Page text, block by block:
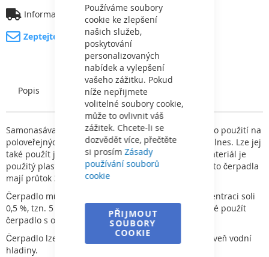
Používáme soubory
cookie ke zlepšení
našich služeb,
poskytování
personalizovaných
nabídek a vylepšení
vašeho zážitku. Pokud
níže nepřijmete
volitelné soubory cookie,
může to ovlivnit váš
zážitek. Chcete-li se
dozvědět více, přečtěte
si prosímZásady
používání souborů
cookie
PŘIJMOUT
SOUBORY
COOKIE
Informace o dopravě
Zeptejte se na produkt
Popis Charakteristický
Samonasávací čerpadlo BADU RESORT je vhodné pro použití na
poloveřejných a veřejných provozech jako např.: wellnes. Lze jej
také použít jako čerpadlo pro vodní atrakce. Jako materiál je
použitý plast s vyztužením ze skleněných vláken. Tato čerpadla
mají průtok 30 -- 110 m3/h a výkonem 1,5 -- 5,5 kW
Čerpadlo může být použito pro slanou vodu o koncentraci soli
0,5 %, tzn. 5 g/l. V případě vyšší koncentrace je nutné použít
čerpadlo s označením „AK“.
Čerpadlo lze instalovat maximálně 3m nad/pod úroveň vodní
hladiny.